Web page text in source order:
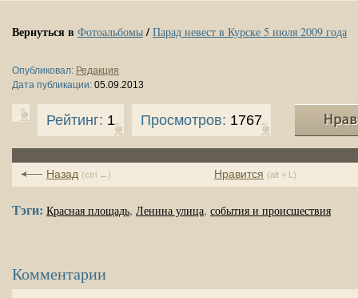
Вернуться в Фотоальбомы/ Парад невест в Курске 5 июля 2009 года
Опубликовал: Редакция
Дата публикации: 05.09.2013
Рейтинг: 1 Просмотров: 1767
Нравится (alt + L)
Назад (ctrl ←)
Тэги: Красная площадь, Ленина улица, события и происшествия
Комментарии